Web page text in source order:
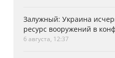
Залужный: Украина
ресурс вооружений в
6 августа, 12:37